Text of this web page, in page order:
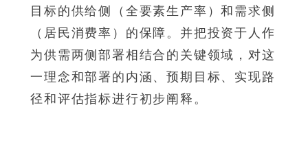
目标的供给侧（全要素生产率）和需求侧
（居民消费率）的保障。并把投资于人作
为供需两侧部署相结合的关键领域，对这
一理念和部署的内涵、预期目标、实现路
径和评估指标进行初步阐释。